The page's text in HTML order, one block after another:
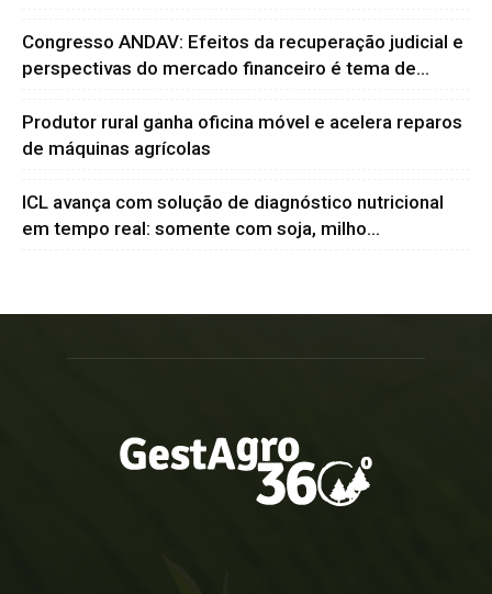
Congresso ANDAV: Efeitos da recuperação judicial e
perspectivas do mercado financeiro é tema de...
Produtor rural ganha oficina móvel e acelera reparos
de máquinas agrícolas
ICL avança com solução de diagnóstico nutricional
em tempo real: somente com soja, milho...